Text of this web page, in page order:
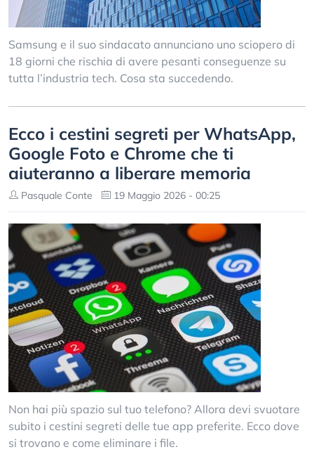
Samsung e il suo sindacato annunciano uno sciopero di
18 giorni che rischia di avere pesanti conseguenze su
tutta l’industria tech. Cosa sta succedendo.
Ecco i cestini segreti per WhatsApp,
Google Foto e Chrome che ti
aiuteranno a liberare memoria
Pasquale Conte 19 Maggio 2026 - 00:25
Non hai più spazio sul tuo telefono? Allora devi svuotare
subito i cestini segreti delle tue app preferite. Ecco dove
si trovano e come eliminare i file.